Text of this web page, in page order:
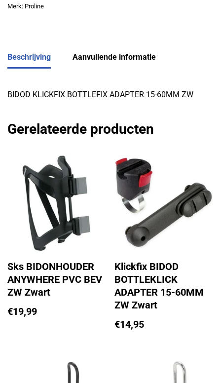
Merk: Proline
Beschrijving Aanvullende informatie
BIDOD KLICKFIX BOTTLEFIX ADAPTER 15-60MM ZW
Gerelateerde producten
Sks BIDONHOUDER
ANYWHERE PVC BEV
ZW Zwart
€19,99
Klickfix BIDOD
BOTTLEKLICK
ADAPTER 15-60MM
ZW Zwart
€14,95